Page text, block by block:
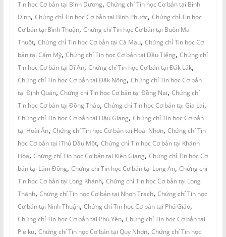
Tin học Cơ bản tại Bình Dương, Chứng chỉ Tin học Cơ bản tại Bình
Định, Chứng chỉ Tin học Cơ bản tại Bình Phước, Chứng chỉ Tin học
Cơ bản tại Bình Thuận, Chứng chỉ Tin học Cơ bản tại Buôn Ma
Thuột, Chứng chỉ Tin học Cơ bản tại Cà Mau, Chứng chỉ Tin học Cơ
bản tại Cẩm Mỹ, Chứng chỉ Tin học Cơ bản tại Dầu Tiếng, Chứng chỉ
Tin học Cơ bản tại Dĩ An, Chứng chỉ Tin học Cơ bản tại Đăk Lăk,
Chứng chỉ Tin học Cơ bản tại Đăk Nông, Chứng chỉ Tin học Cơ bản
tại Định Quán, Chứng chỉ Tin học Cơ bản tại Đồng Nai, Chứng chỉ
Tin học Cơ bản tại Đồng Tháp, Chứng chỉ Tin học Cơ bản tại Gia Lai,
Chứng chỉ Tin học Cơ bản tại Hậu Giang, Chứng chỉ Tin học Cơ bản
tại Hoài Ân, Chứng chỉ Tin học Cơ bản tại Hoài Nhơn, Chứng chỉ Tin
học Cơ bản tại ìThủ Dầu Một, Chứng chỉ Tin học Cơ bản tại Khánh
Hòa, Chứng chỉ Tin học Cơ bản tại Kiên Giang, Chứng chỉ Tin học Cơ
bản tại Lâm Đồng, Chứng chỉ Tin học Cơ bản tại Long An, Chứng chỉ
Tin học Cơ bản tại Long Khánh, Chứng chỉ Tin học Cơ bản tại Long
Thành, Chứng chỉ Tin học Cơ bản tại Nhơn Trạch, Chứng chỉ Tin học
Cơ bản tại Ninh Thuận, Chứng chỉ Tin học Cơ bản tại Phú Giáo,
Chứng chỉ Tin học Cơ bản tại Phú Yên, Chứng chỉ Tin học Cơ bản tại
Pleiku, Chứng chỉ Tin học Cơ bản tại Quy Nhơn, Chứng chỉ Tin học